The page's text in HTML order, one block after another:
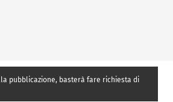
pubblicazione, basterà fare richiesta di